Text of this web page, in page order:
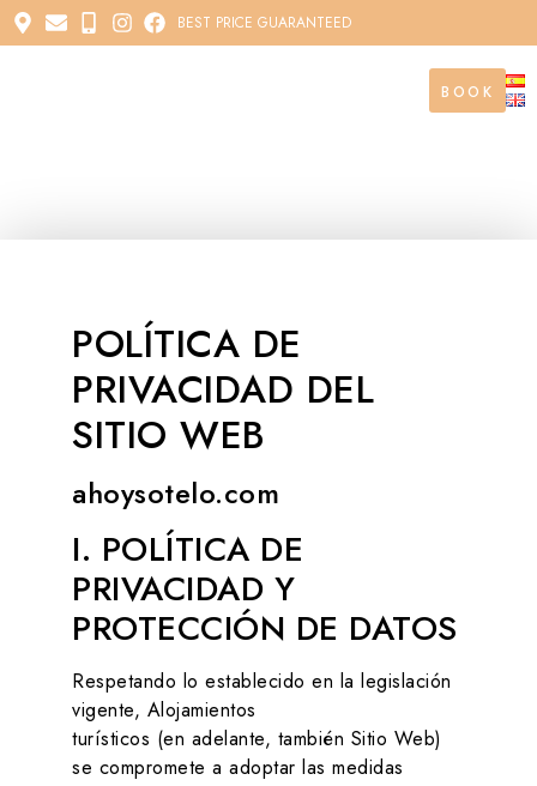
BEST PRICE GUARANTEED
BOOK
BOOK
POLÍTICA DE
PRIVACIDAD DEL
SITIO WEB
ahoysotelo.com
I. POLÍTICA DE
PRIVACIDAD Y
PROTECCIÓN DE DATOS
Respetando lo establecido en la legislación
vigente, Alojamientos
turísticos (en adelante, también Sitio Web)
se compromete a adoptar las medidas